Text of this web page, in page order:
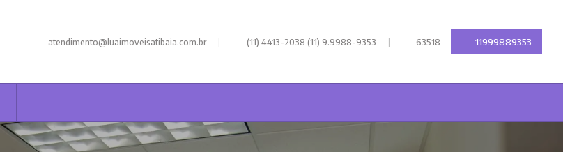
atendimento@luaimoveisatibaia.com.br | (11) 4413-2038 (11) 9.9988-9353 | 63518 11999889353